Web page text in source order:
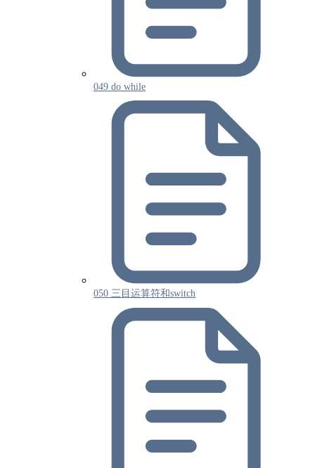
049 do while
050 三目运算符和switch